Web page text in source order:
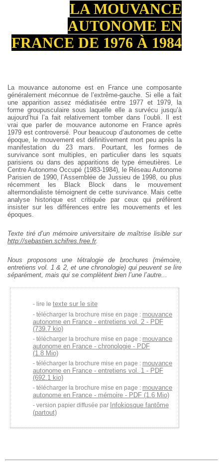
LA MOUVANCE
AUTONOME EN
FRANCE DE 1976 À 1984
La mouvance autonome est en France une composante
généralement méconnue de l’extrême-gauche. Si elle a fait
une apparition assez médiatisée entre 1977 et 1979, la
forme groupusculaire sous laquelle elle a survécu jusqu’à
aujourd’hui l’a fait relativement tomber dans l’oubli. Il est
vrai que parler de mouvance autonome en France après
1979 est controversé. Pour beaucoup d’autonomes de cette
époque, le mouvement est définitivement mort peu après la
manifestation du 23 mars. Pourtant, les formes de
survivance sont multiples, en particulier dans les squats
parisiens ou dans des apparitions de type émeutières. Le
Centre Autonome Occupé (1983-1984), le Réseau Autonome
Parisien de 1990, l’Assemblée de Jussieu de 1998, ou plus
récemment les Black Block dans le mouvement
altermondialiste témoignent de cette survivance. Mais cette
analyse historique est critiquée par ceux qui préfèrent
insister sur les différences entre les mouvements et les
époques.
Texte tiré d’un mémoire universitaire de maîtrise lisible sur
http://sebastien.schifres.free.fr.
Nous proposons une tétralogie de brochures (mémoire,
entretiens vol. 1 & 2, et une chronologie) qui peuvent se lire
séparément, mais qui se complètent bien l’une l’autre...
lire le texte sur le site
télécharger la brochure mise en page : mouvance
autonome en France - entretiens vol. 2 - PDF
(739.7 kio)
télécharger la brochure mise en page : mouvance
autonome en France - chronologie - PDF
(1.8 Mio)
télécharger la brochure mise en page : mouvance
autonome en France - entretiens vol. 1 - PDF
(692.1 kio)
télécharger la brochure mise en page : mouvance
autonome en France - mémoire - PDF (1.6 Mio)
version papier diffusée par Infokiosque fantôme
(partout)